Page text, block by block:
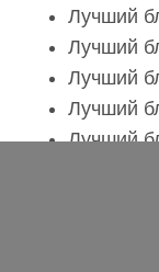
Лучший
Лучший
Лучший
Лучший
Лучший